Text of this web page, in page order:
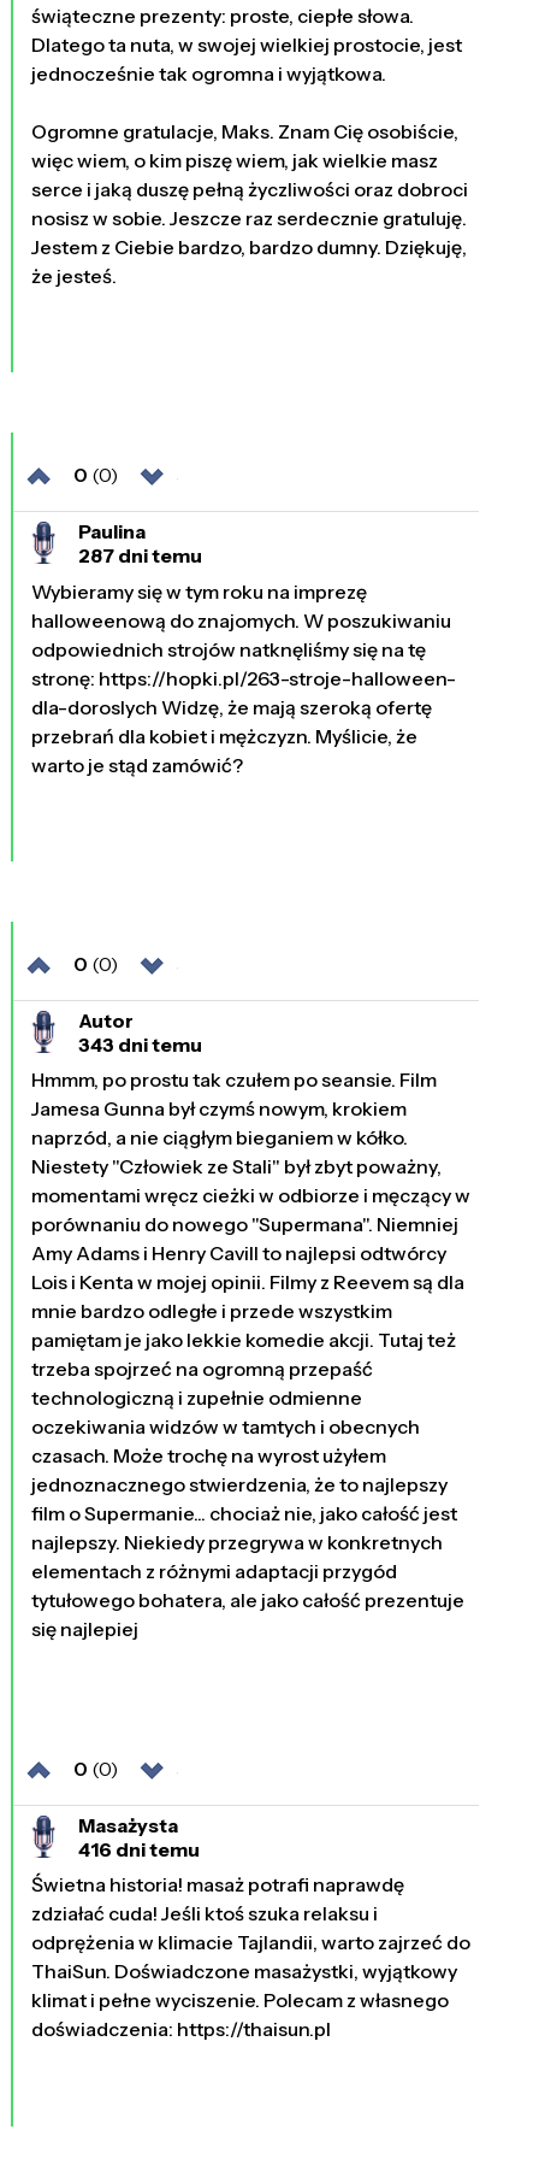
świąteczne prezenty: proste, ciepłe słowa.
Dlatego ta nuta, w swojej wielkiej prostocie, jest
jednocześnie tak ogromna i wyjątkowa.
Ogromne gratulacje, Maks. Znam Cię osobiście,
więc wiem, o kim piszę wiem, jak wielkie masz
serce i jaką duszę pełną życzliwości oraz dobroci
nosisz w sobie. Jeszcze raz serdecznie gratuluję.
Jestem z Ciebie bardzo, bardzo dumny. Dziękuję,
że jesteś.
0 (0)
Paulina
287 dni temu
Wybieramy się w tym roku na imprezę
halloweenową do znajomych. W poszukiwaniu
odpowiednich strojów natknęliśmy się na tę
stronę: https://hopki.pl/263-stroje-halloween-
dla-doroslych Widzę, że mają szeroką ofertę
przebrań dla kobiet i mężczyzn. Myślicie, że
warto je stąd zamówić?
0 (0)
Autor
343 dni temu
Hmmm, po prostu tak czułem po seansie. Film
Jamesa Gunna był czymś nowym, krokiem
naprzód, a nie ciągłym bieganiem w kółko.
Niestety "Człowiek ze Stali" był zbyt poważny,
momentami wręcz cieżki w odbiorze i męczący w
porównaniu do nowego "Supermana". Niemniej
Amy Adams i Henry Cavill to najlepsi odtwórcy
Lois i Kenta w mojej opinii. Filmy z Reevem są dla
mnie bardzo odległe i przede wszystkim
pamiętam je jako lekkie komedie akcji. Tutaj też
trzeba spojrzeć na ogromną przepaść
technologiczną i zupełnie odmienne
oczekiwania widzów w tamtych i obecnych
czasach. Może trochę na wyrost użyłem
jednoznacznego stwierdzenia, że to najlepszy
film o Supermanie... chociaż nie, jako całość jest
najlepszy. Niekiedy przegrywa w konkretnych
elementach z różnymi adaptacji przygód
tytułowego bohatera, ale jako całość prezentuje
się najlepiej
0 (0)
Masażysta
416 dni temu
Świetna historia! masaż potrafi naprawdę
zdziałać cuda! Jeśli ktoś szuka relaksu i
odprężenia w klimacie Tajlandii, warto zajrzeć do
ThaiSun. Doświadczone masażystki, wyjątkowy
klimat i pełne wyciszenie. Polecam z własnego
doświadczenia: https://thaisun.pl